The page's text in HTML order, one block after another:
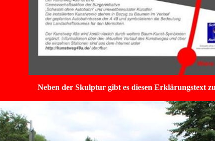
Neben der Skulptur gibt es diesen Erklärungstext